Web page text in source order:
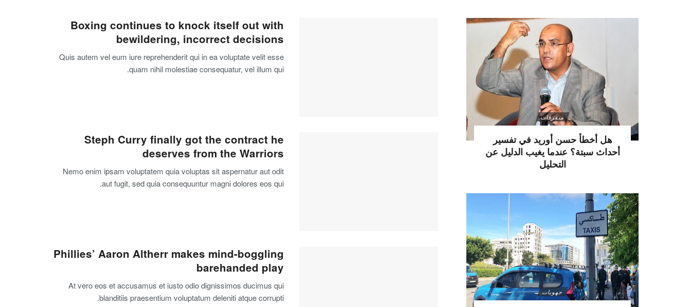
Boxing continues to knock itself out with
bewildering, incorrect decisions
Quis autem vel eum iure reprehenderit qui in ea voluptate velit esse
quam nihil molestiae consequatur, vel illum qui.
Steph Curry finally got the contract he
deserves from the Warriors
Nemo enim ipsam voluptatem quia voluptas sit aspernatur aut odit
aut fugit, sed quia consequuntur magni dolores eos qui.
Phillies’ Aaron Altherr makes mind-boggling
barehanded play
At vero eos et accusamus et iusto odio dignissimos ducimus qui
blanditiis praesentium voluptatum deleniti atque corrupti.
متفرقات
هل أخطأ حسن أوريد في تفسير
أحداث سبتة؟ عندما يغيب الدليل عن
التحليل
جهويات